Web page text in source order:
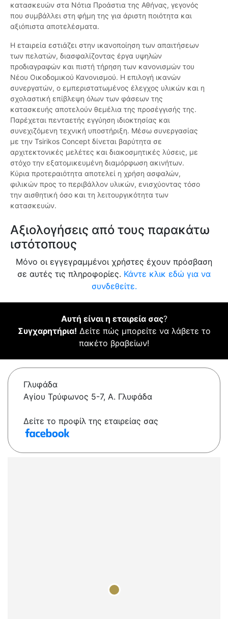
κατασκευών στα Νότια Προάστια της Αθήνας, γεγονός
που συμβάλλει στη φήμη της για άριστη ποιότητα και
αξιόπιστα αποτελέσματα.
Η εταιρεία εστιάζει στην ικανοποίηση των απαιτήσεων
των πελατών, διασφαλίζοντας έργα υψηλών
προδιαγραφών και πιστή τήρηση των κανονισμών του
Νέου Οικοδομικού Κανονισμού. Η επιλογή ικανών
συνεργατών, ο εμπεριστατωμένος έλεγχος υλικών και η
σχολαστική επίβλεψη όλων των φάσεων της
κατασκευής αποτελούν θεμέλια της προσέγγισής της.
Παρέχεται πενταετής εγγύηση ιδιοκτησίας και
συνεχιζόμενη τεχνική υποστήριξη. Μέσω συνεργασίας
με την Tsirikos Concept δίνεται βαρύτητα σε
αρχιτεκτονικές μελέτες και διακοσμητικές λύσεις, με
στόχο την εξατομικευμένη διαμόρφωση ακινήτων.
Κύρια προτεραιότητα αποτελεί η χρήση ασφαλών,
φιλικών προς το περιβάλλον υλικών, ενισχύοντας τόσο
την αισθητική όσο και τη λειτουργικότητα των
κατασκευών.
Αξιολογήσεις από τους παρακάτω
ιστότοπους
Μόνο οι εγγεγραμμένοι χρήστες έχουν πρόσβαση
σε αυτές τις πληροφορίες. Κάντε κλικ εδώ για να
συνδεθείτε.
Αυτή είναι η εταιρεία σας?
Συγχαρητήρια! Δείτε πώς μπορείτε να λάβετε το
πακέτο βραβείων!
Γλυφάδα
Αγίου Τρύφωνος 5-7, A. Γλυφάδα
Δείτε το προφίλ της εταιρείας σας